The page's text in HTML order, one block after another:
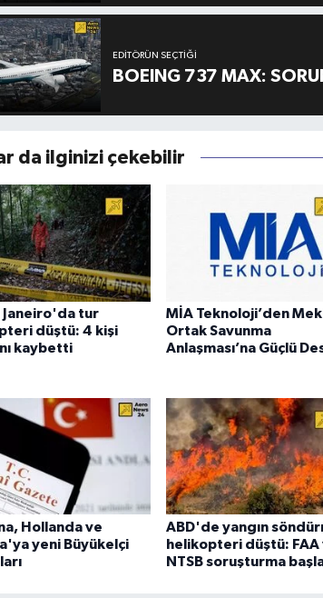
EDITÖRÜN SEÇTIĞI
BOEING 737 MAX:
da ilginizi çekebilir
Janeiro'da tur
düştü: 4 kişi
kaybetti
MİA Teknoloji’den
Ortak Savunma
Anlaşması’na Güçlü
Hollanda ve
yeni Büyükelçi
ABD'de yangın
helikopteri düştü: FAA
NTSB soruşturma